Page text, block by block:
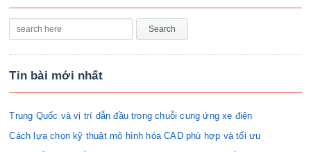
Tin bài mới nhất
Trung Quốc và vị trí dẫn đầu trong chuỗi cung ứng xe điện
Cách lựa chọn kỹ thuật mô hình hóa CAD phù hợp và tối ưu